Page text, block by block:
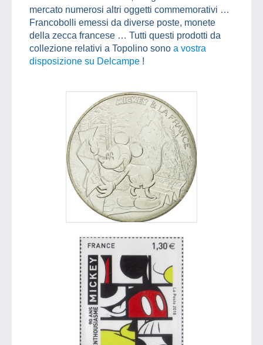
mercato numerosi altri oggetti commemorativi …
Francobolli emessi da diverse poste, monete
della zecca francese … Tutti questi prodotti da
collezione relativi a Topolino sono a vostra
disposizione su Delcampe !